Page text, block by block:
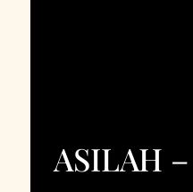
ASILAH